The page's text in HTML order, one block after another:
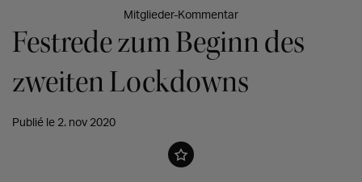
Mitglieder-Kommentar
Festrede zum Beginn des
zweiten Lockdowns
Publié le 2. nov 2020